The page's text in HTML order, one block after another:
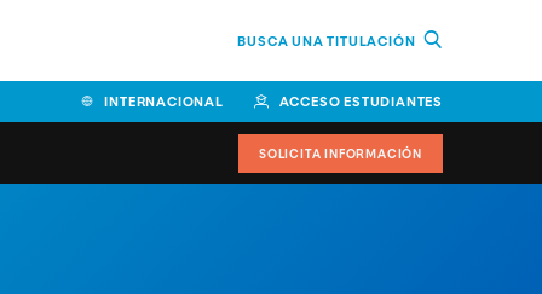
BUSCA UNA TITULACIÓN
INTERNACIONAL ACCESO ESTUDIANTES
SOLICITA INFORMACIÓN